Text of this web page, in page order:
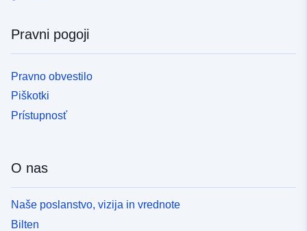
Pravni pogoji
Pravno obvestilo
Piškotki
Prístupnosť
O nas
Naše poslanstvo, vizija in vrednote
Bilten